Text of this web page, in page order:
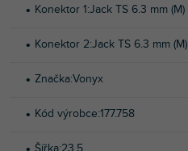
Konektor 1:Jack TS 6.3 mm (M)
Konektor 2:Jack TS 6.3 mm (M)
Značka:Vonyx
Kód výrobce:177.758
Šířka:23.5